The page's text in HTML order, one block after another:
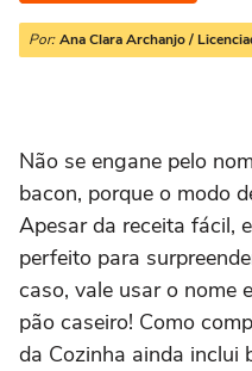
Por: Ana Clara Archanjo /
Não se engane pelo
bacon, porque o modo
Apesar da receita fácil,
perfeito para
caso, vale usar o nome
pão caseiro! Como
da Cozinha ainda inclui